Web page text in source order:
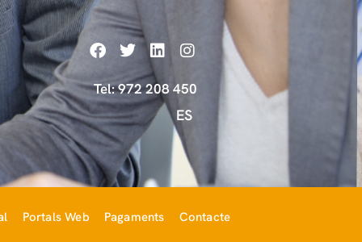
Tel: 972 208 450
ES
Portals Web Pagaments Contacte